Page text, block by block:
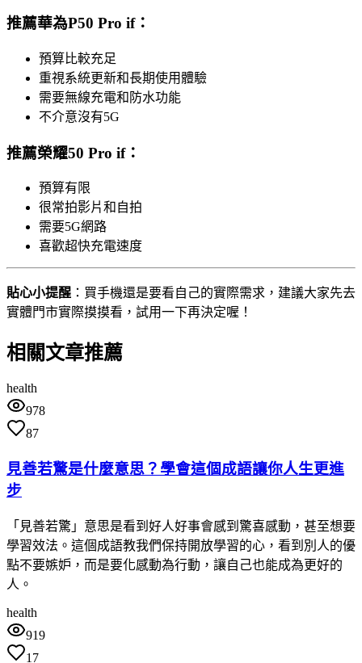
推薦華為P50 Pro if：
預算比較充足
重視系統更新和長期使用體驗
需要無線充電和防水功能
不介意沒有5G
推薦榮耀50 Pro if：
預算有限
很常拍影片和自拍
需要5G網路
喜歡超快充電速度
貼心小提醒 ：買手機還是要看自己的實際需求，建議大家先去
實體門市實際摸摸看，試用一下再決定喔！
相關文章推薦
health
978
87
見善若驚是什麼意思？學會這個成語讓你人生更進
步
「見善若驚」意思是看到好人好事會感到驚喜感動，甚至想要
學習效法。這個成語教我們保持開放學習的心，看到別人的優
點不要嫉妒，而是要化感動為行動，讓自己也能成為更好的
人。
health
919
17